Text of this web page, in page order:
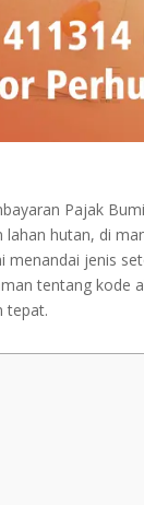
Pajak
hutan, di
jenis
tentang kode
tepat.